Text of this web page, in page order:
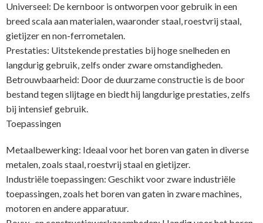
Universeel: De kernboor is ontworpen voor gebruik in een
breed scala aan materialen, waaronder staal, roestvrij staal,
gietijzer en non-ferrometalen.
Prestaties: Uitstekende prestaties bij hoge snelheden en
langdurig gebruik, zelfs onder zware omstandigheden.
Betrouwbaarheid: Door de duurzame constructie is de boor
bestand tegen slijtage en biedt hij langdurige prestaties, zelfs
bij intensief gebruik.
Toepassingen
Metaalbewerking: Ideaal voor het boren van gaten in diverse
metalen, zoals staal, roestvrij staal en gietijzer.
Industriële toepassingen: Geschikt voor zware industriële
toepassingen, zoals het boren van gaten in zware machines,
motoren en andere apparatuur.